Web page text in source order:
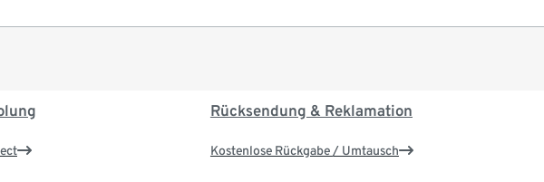
Rücksendung & Reklamation
Kostenlose Rückgabe / Umtausch